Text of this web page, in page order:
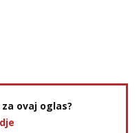
ovaj oglas?